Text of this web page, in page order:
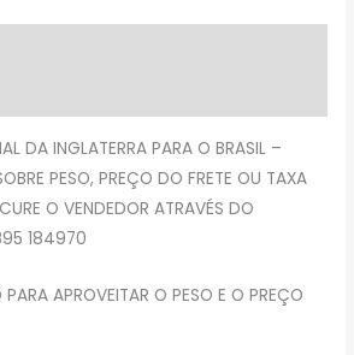
DA INGLATERRA PARA O BRASIL –
PESO, PREÇO DO FRETE OU TAXA
O VENDEDOR ATRAVÉS DO
184970
APROVEITAR O PESO E O PREÇO